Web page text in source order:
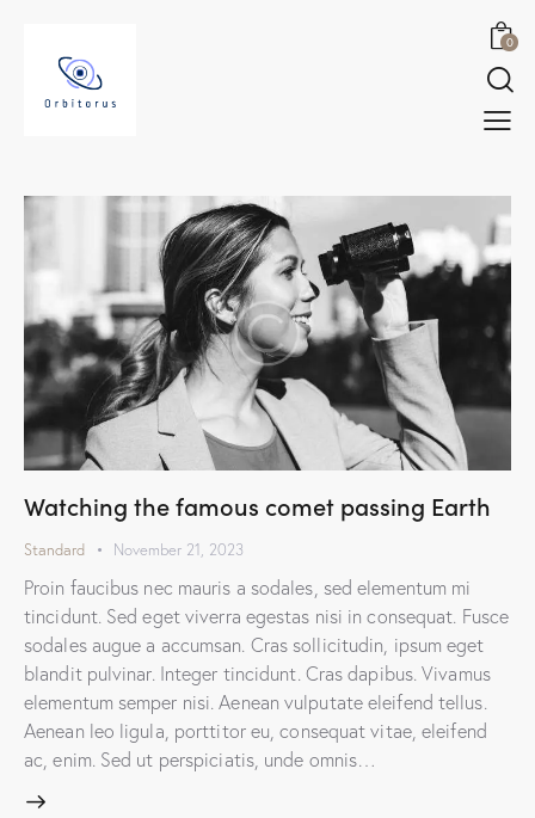
0
Watching the famous comet passing Earth
Standard November 21, 2023
Proin faucibus nec mauris a sodales, sed elementum mi
tincidunt. Sed eget viverra egestas nisi in consequat. Fusce
sodales augue a accumsan. Cras sollicitudin, ipsum eget
blandit pulvinar. Integer tincidunt. Cras dapibus. Vivamus
elementum semper nisi. Aenean vulputate eleifend tellus.
Aenean leo ligula, porttitor eu, consequat vitae, eleifend
ac, enim. Sed ut perspiciatis, unde omnis…